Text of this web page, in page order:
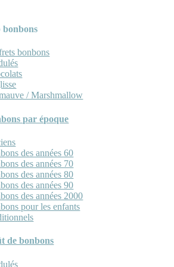
bonbons
bonbons
/ Marshmallow
par époque
des années 60
des années 70
des années 80
des années 90
des années 2000
pour les enfants
de bonbons